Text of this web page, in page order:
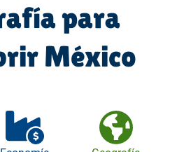
para
México